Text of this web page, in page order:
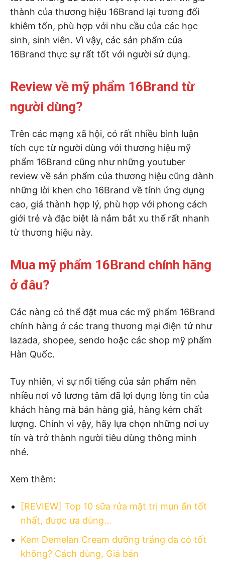
thành của thương hiệu 16Brand lại tương đối
khiêm tốn, phù hợp với nhu cầu của các học
sinh, sinh viên. Vì vậy, các sản phẩm của
16Brand thực sự rất tốt với người sử dụng.
Review về mỹ phẩm 16Brand từ
người dùng?
Trên các mạng xã hội, có rất nhiều bình luận
tích cực từ người dùng với thương hiệu mỹ
phẩm 16Brand cũng như những youtuber
review về sản phẩm của thương hiệu cũng dành
những lời khen cho 16Brand về tính ứng dụng
cao, giá thành hợp lý, phù hợp với phong cách
giới trẻ và đặc biệt là nắm bắt xu thế rất nhanh
từ thương hiệu này.
Mua mỹ phẩm 16Brand chính hãng
ở đâu?
Các nàng có thể đặt mua các mỹ phẩm 16Brand
chính hàng ở các trang thương mại điện tử như
lazada, shopee, sendo hoặc các shop mỹ phẩm
Hàn Quốc.
Tuy nhiên, vì sự nổi tiếng của sản phẩm nên
nhiều nơi vô lương tâm đã lợi dụng lòng tin của
khách hàng mà bán hàng giả, hàng kém chất
lượng. Chính vì vậy, hãy lựa chọn những nơi uy
tín và trở thành người tiêu dùng thông minh
nhé.
Xem thêm:
[REVIEW] Top 10 sữa rửa mặt trị mụn ẩn tốt
nhất, được ưa dùng…
Kem Demelan Cream dưỡng trắng da có tốt
không? Cách dùng, Giá bán